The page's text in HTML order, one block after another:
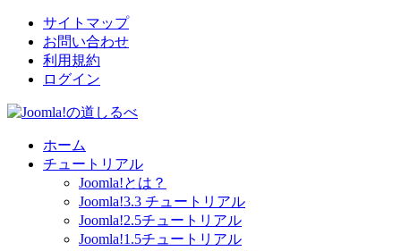
サイトマップ
お問い合わせ
利用規約
ログイン
ホーム
チュートリアル
Joomla!とは？
Joomla!3.3 チュートリアル
Joomla!2.5チュートリアル
Joomla!1.5チュートリアル